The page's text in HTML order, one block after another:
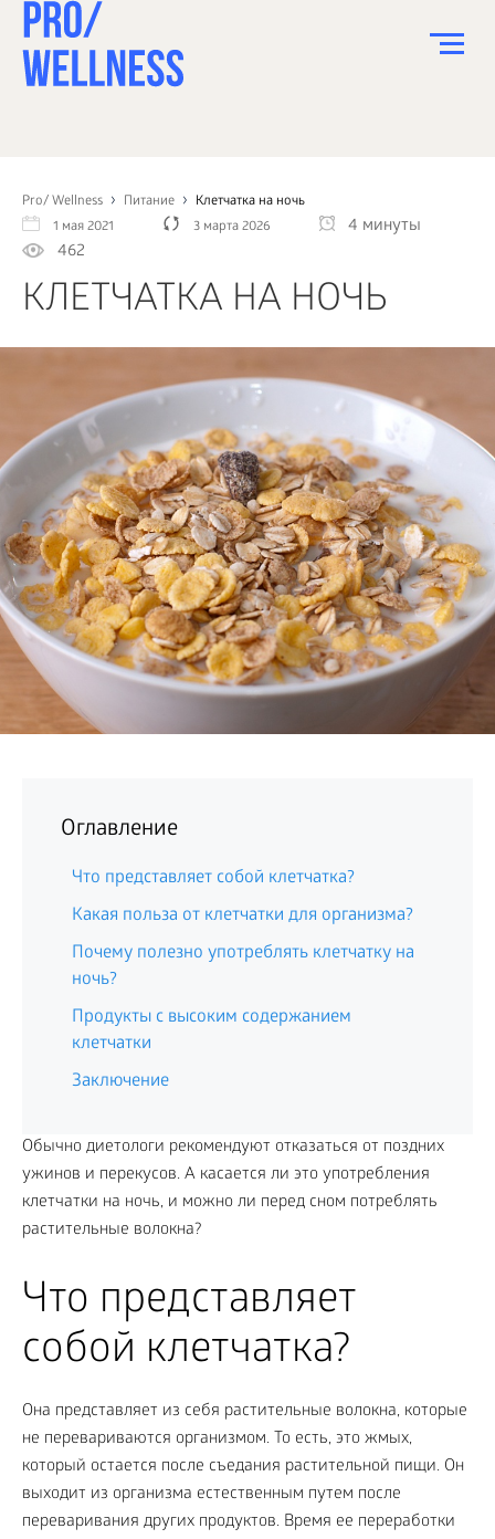
Pro/ Wellness Питание
Клетчатка на ночь
1 мая 2021
3 марта 2026
4 минуты
462
КЛЕТЧАТКА НА НОЧЬ
Оглавление
Что представляет собой клетчатка?
Какая польза от клетчатки для организма?
Почему полезно употреблять клетчатку на
ночь?
Продукты с высоким содержанием
клетчатки
Заключение
Обычно диетологи рекомендуют отказаться от поздних
ужинов и перекусов. А касается ли это употребления
клетчатки на ночь, и можно ли перед сном потреблять
растительные волокна?
Что представляет
собой клетчатка?
Она представляет из себя растительные волокна, которые
не перевариваются организмом. То есть, это жмых,
который остается после съедания растительной пищи. Он
выходит из организма естественным путем после
переваривания других продуктов. Время ее переработки
СПОРТ
ЗДОРОВЬЕ
КРАСОТА
ДОМ
КАК?
БИЗНЕС